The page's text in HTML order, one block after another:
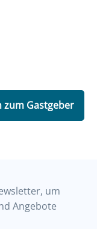
Gastgeber
um
Angebote